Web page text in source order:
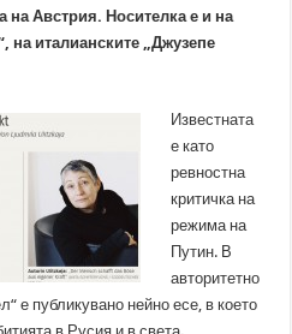
на Австрия. Носителка е и на
на италианските „Джузепе
Известната
е като
ревностна
критичка на
режима на
Путин. В
авторитетно
е публикувано нейно есе, в което